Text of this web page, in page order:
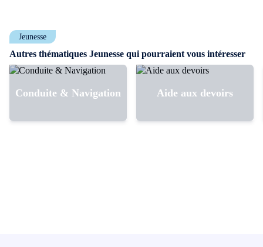
Jeunesse
Autres thématiques Jeunesse qui pourraient vous intéresser
Conduite & Navigation Aide aux devoirs